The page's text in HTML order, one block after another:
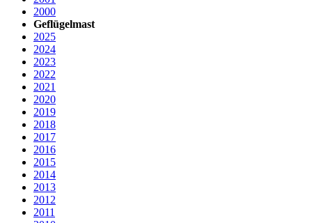
2000
Geflügelmast
2025
2024
2023
2022
2021
2020
2019
2018
2017
2016
2015
2014
2013
2012
2011